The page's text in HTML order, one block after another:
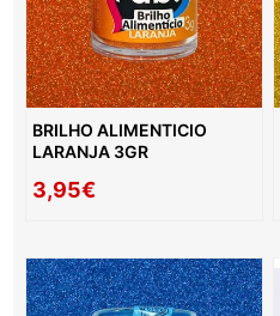
BRILHO ALIMENTICIO
LARANJA 3GR
3,95€